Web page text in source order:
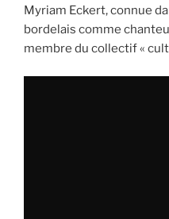
Myriam Eckert, connue
bordelais comme
membre du collectif «